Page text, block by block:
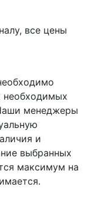
все цены
необходимых
менеджеры
и
выбранных
максимум на